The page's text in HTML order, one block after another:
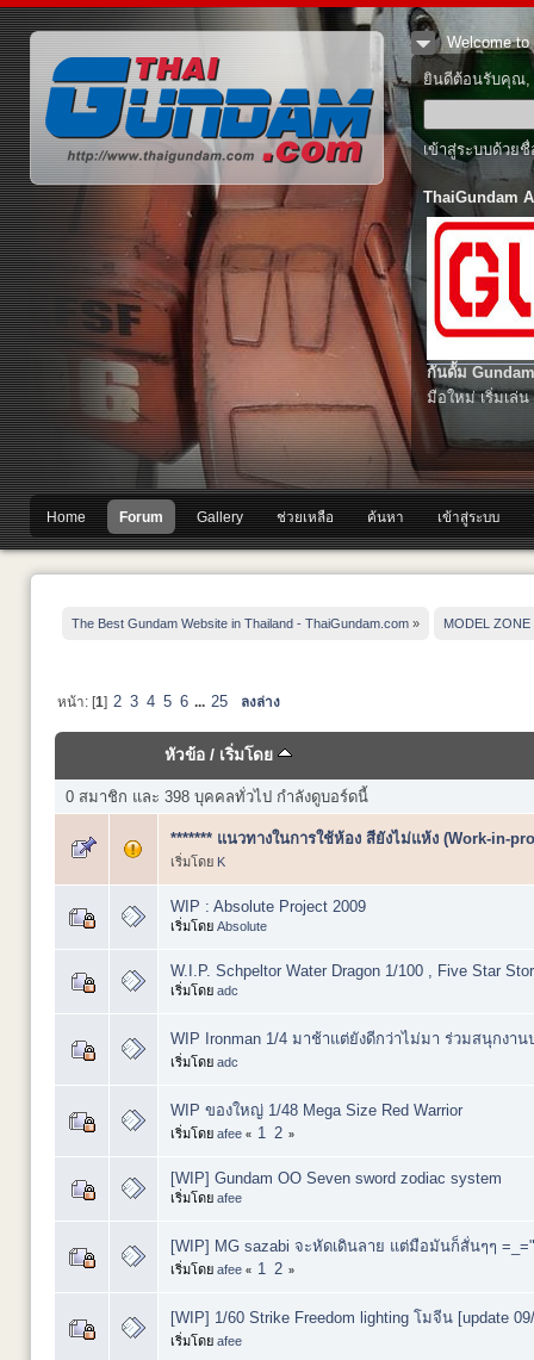
Welcome to
ยินดีต้อนรับคุณ,
เข้าสู่ระบบด้วย
ThaiGundam
กันดั้ม
มือใหม่ เริ่มเล่น
Home Forum Gallery ช่วยเหลือ ค้นหา เข้าสู่ระบบ
The Best Gundam Website in Thailand - ThaiGundam.com » MODEL ZONE
หน้า: [1] 2 3 4 5 6 ... 25 ลงล่าง
หัวข้อ/ เริ่มโดย
0 สมาชิก และ 398 บุคคลทั่วไป กำลังดูบอร์ดนี้
******* แนวทางในการใช้ห้อง สียังไม่แห้ง (Work-in-
เริ่มโดย K
WIP : Absolute Project 2009
เริ่มโดย Absolute
W.I.P. Schpeltor Water Dragon 1/100 , Five Star
เริ่มโดย adc
WIP Ironman 1/4 มาช้าแต่ยังดีกว่าไม่มา ร่วมสนุกงาน
เริ่มโดย adc
WIP ของใหญ่ 1/48 Mega Size Red Warrior
เริ่มโดย afee « 1 2 »
[WIP] Gundam OO Seven sword zodiac system
เริ่มโดย afee
[WIP] MG sazabi จะหัดเดินลาย แต่มือมันก็สั่นๆๆ =_="
เริ่มโดย afee « 1 2 »
[WIP] 1/60 Strike Freedom lighting โมจีน [update
เริ่มโดย afee